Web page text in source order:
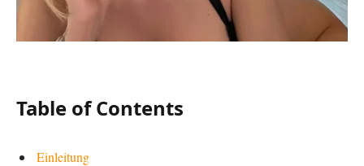
Table of Contents
Einleitung